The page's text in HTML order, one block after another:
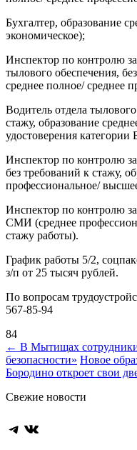
Бухгалтер, образование
экономическое);
Инспектор по контролю
тылового обеспечения,
среднее полное/ среднее
Водитель отдела
стажу, образование
удостоверения категории
Инспектор по контролю
без требований к стажу,
профессиональное/
Инспектор по контролю
СМИ (среднее
стажу работы).
График работы 5/2,
з/п от 25 тысяч рублей.
По вопросам
567-85-94
84
Навигация
по
← В Мытищах
безопасности» Новое
Бородино откроет свои
Свежие новости
Telegram
ВКонтакте